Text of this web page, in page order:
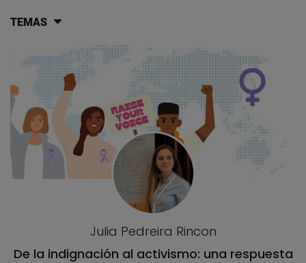
TEMAS
Lista de artículos del blog
Julia Pedreira Rincon
De la indignación al activismo: una respuesta